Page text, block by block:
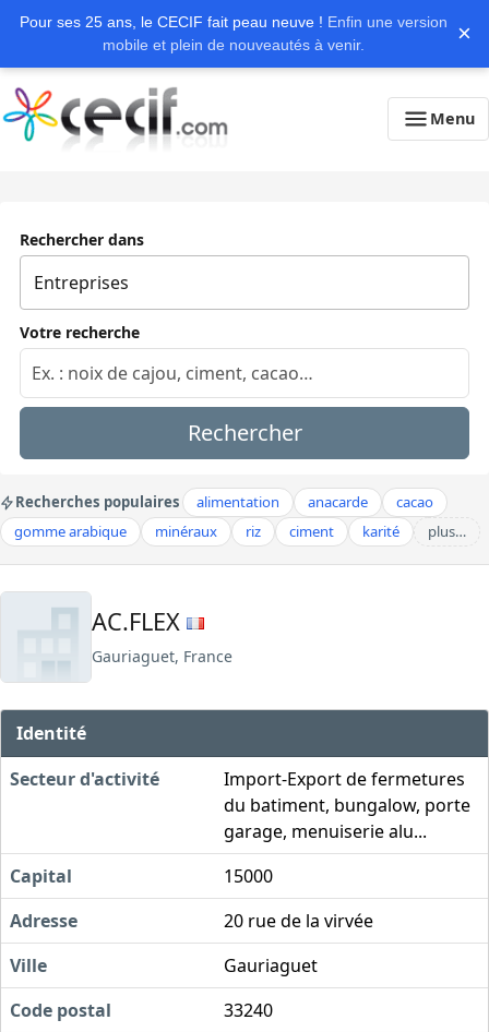
Pour ses 25 ans, le CECIF fait peau neuve ! Enfin une version
mobile et plein de nouveautés à venir.
×
Menu
Rechercher dans
Votre recherche
Rechercher
Recherches populaires alimentation anacarde
cacao
gomme arabique
minéraux riz ciment karité plus…
AC.FLEX
Gauriaguet, France
Identité
Secteur d'activité
Import-Export de fermetures
du batiment, bungalow, porte
garage, menuiserie alu...
Capital
15000
Adresse
20 rue de la virvée
Ville
Gauriaguet
Code postal
33240